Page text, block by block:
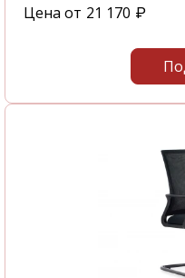
Цена от 21 170 ₽